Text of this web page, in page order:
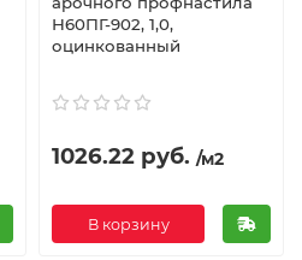
Н60ПГ-902, 1,0,
оцинкованный
1026.22 руб. /м2
В корзину